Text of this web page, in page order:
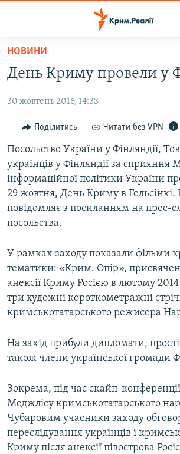
Перейти
основного
Перейти
навігації
Перейти
до
пошуку
ВОДА.КРИМ
ВІДЕО ТА ФОТО
ПОЛІТИКА
БЛОГИ
ПОГЛЯД
ІНТЕРВ'Ю
ВСЕ ЗА ДЕНЬ
ДЕПОРТАЦІЯ
ВІДЕОУРОКИ «ELIFBE»
СВІДЧЕННЯ ОКУПАЦІЇ
УКРАЇНСЬКА ПРОБЛЕМА КРИМУ
ІНФОГРАФІКА
ЯК ОБІЙТИ БЛОКУВАННЯ
Русский
Qırımtatar
ДОЛУЧАЙСЯ!
Усі сайти RFE/RL
НОВИНИ
День Криму провели у
30 жовтень 2016, 14:33
Поділитись Читати без VPN
Посольство України у Фінляндії,
українців у Фінляндії за сприяння
інформаційної політики України
29 жовтня, День Криму в Гельсінкі.
повідомляє з посиланням на прес-
посольства.
У рамках заходу показали фільми
тематики: «Крим. Опір»,
анексії Криму Росією в лютому
три художні короткометражні
кримськотатарського режисера
На захід прибули дипломати,
також члени української громади
Зокрема, під час скайп-
Меджлісу кримськотатарського
Чубаровим учасники заходу
переслідування українців і
Криму після анексії півострова